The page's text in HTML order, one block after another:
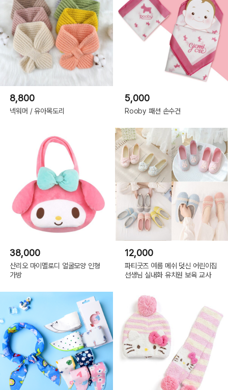
8,800
넥워머 / 유아목도리
5,000
Rooby 패션 손수건
38,000
산리오 마이멜로디 얼굴모양 인형
가방
12,000
파티굿즈 여름 메쉬 덧신 어린이집
선생님 실내화 유치원 보육 교사